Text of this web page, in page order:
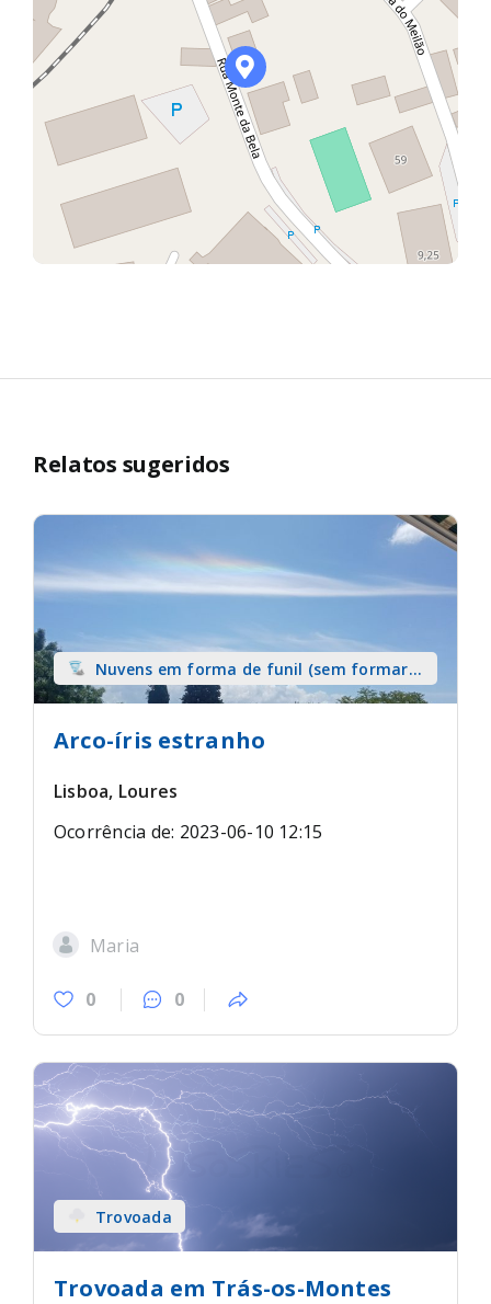
Relatos sugeridos
Nuvens em forma de funil (sem formar
tromba) sobre terra
Arco-íris estranho
Lisboa, Loures
Ocorrência de: 2023-06-10 12:15
Maria
0 0
Trovoada
Trovoada em Trás-os-Montes